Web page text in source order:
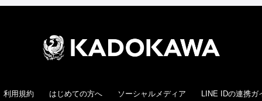
利用規約 はじめての方へ ソーシャルメディア LINE IDの連携ガ